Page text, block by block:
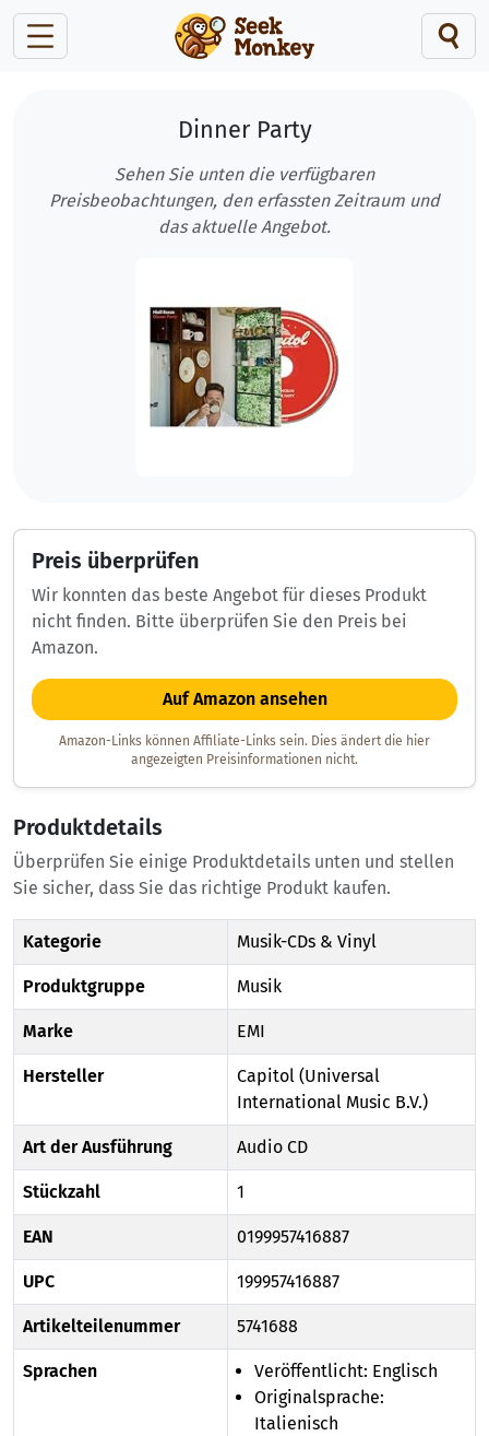
Dinner Party
Sehen Sie unten die verfügbaren
Preisbeobachtungen, den erfassten Zeitraum und
das aktuelle Angebot.
Preis überprüfen
Wir konnten das beste Angebot für dieses Produkt
nicht finden. Bitte überprüfen Sie den Preis bei
Amazon.
Auf Amazon ansehen
Amazon-Links können Affiliate-Links sein. Dies ändert die hier
angezeigten Preisinformationen nicht.
Produktdetails
Überprüfen Sie einige Produktdetails unten und stellen
Sie sicher, dass Sie das richtige Produkt kaufen.
Kategorie Musik-CDs & Vinyl
Produktgruppe Musik
Marke EMI
Hersteller
Capitol (Universal
International Music B.V.)
Art der Ausführung Audio CD
Stückzahl 1
EAN 0199957416887
UPC 199957416887
Artikelteilenummer 5741688
Sprachen
Veröffentlicht: Englisch
Originalsprache:
Italienisch